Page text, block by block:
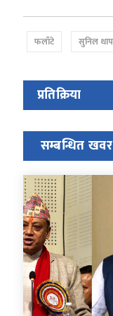
फलाँटे सुनिल
प्रतिक्रिया
सम्बन्धित खवर